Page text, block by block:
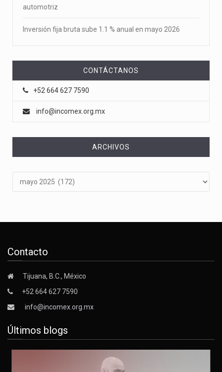
automotriz
Inversión fija bruta sube 1.1 % anual en mayo 2026
CONTÁCTANOS
+52 664 627 7590
info@incomex.org.mx
ARCHIVOS
Contacto
Tijuana, B.C., México
+52 664 627 7590
info@incomex.org.mx
Últimos blogs